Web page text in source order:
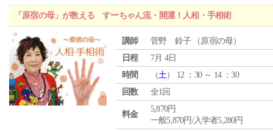
「原宿の母」が教える すーちゃん流・開運！人相・手相術
講師
菅野 鈴子 （原宿の母）
日程
7月 4日
時間
（土） 12 ：30 ～ 14 ：30
回数
全1回
料金
5,870円
一般5,870円/入学者5,280円